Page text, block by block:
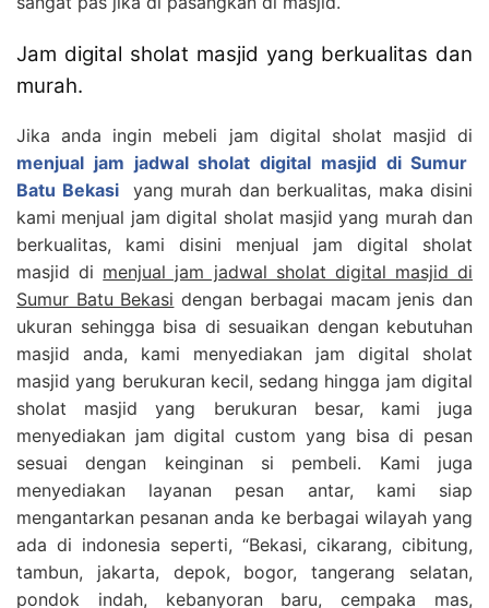
Jam digital sholat masjid yang berkualitas dan
murah.
Jika anda ingin mebeli jam digital sholat masjid di
menjual jam jadwal sholat digital masjid di Sumur
Batu Bekasiyang murah dan berkualitas, maka disini
kami menjual jam digital sholat masjid yang murah dan
berkualitas, kami disini menjual jam digital sholat
masjid di menjual jam jadwal sholat digital masjid di
Sumur Batu Bekasi dengan berbagai macam jenis dan
ukuran sehingga bisa di sesuaikan dengan kebutuhan
masjid anda, kami menyediakan jam digital sholat
masjid yang berukuran kecil, sedang hingga jam digital
sholat masjid yang berukuran besar, kami juga
menyediakan jam digital custom yang bisa di pesan
sesuai dengan keinginan si pembeli. Kami juga
menyediakan layanan pesan antar, kami siap
mengantarkan pesanan anda ke berbagai wilayah yang
ada di indonesia seperti, “Bekasi, cikarang, cibitung,
tambun, jakarta, depok, bogor, tangerang selatan,
pondok indah, kebanyoran baru, cempaka mas,